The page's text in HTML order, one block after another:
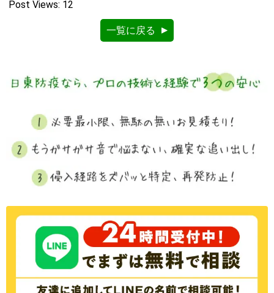
Post Views: 12
一覧に戻る